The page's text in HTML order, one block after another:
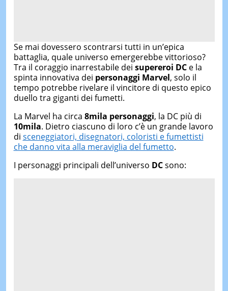
Se mai dovessero scontrarsi tutti in un’epica
battaglia, quale universo emergerebbe vittorioso?
Tra il coraggio inarrestabile dei supereroi DCe la
spinta innovativa dei personaggi Marvel, solo il
tempo potrebbe rivelare il vincitore di questo epico
duello tra giganti dei fumetti.
La Marvel ha circa 8mila personaggi, la DC più di
10mila. Dietro ciascuno di loro c’è un grande lavoro
di sceneggiatori, disegnatori, coloristi e fumettisti
che danno vita alla meraviglia del fumetto.
I personaggi principali dell’universo DCsono: